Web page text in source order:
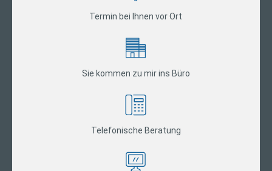
Termin bei Ihnen vor Ort
Sie kommen zu mir ins Büro
Telefonische Beratung